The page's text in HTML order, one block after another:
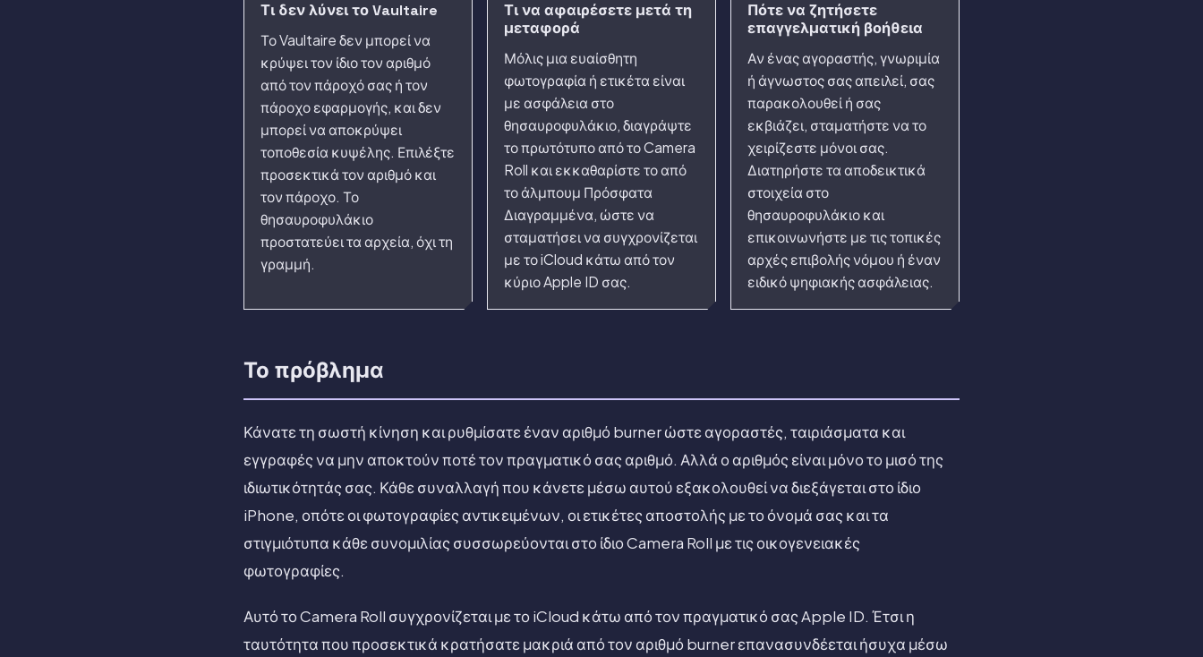
Τι δεν λύνει το Vaultaire
Το Vaultaire δεν μπορεί να
κρύψει τον ίδιο τον αριθμό
από τον πάροχό σας ή τον
πάροχο εφαρμογής, και δεν
μπορεί να αποκρύψει
τοποθεσία κυψέλης. Επιλέξτε
προσεκτικά τον αριθμό και
τον πάροχο. Το
θησαυροφυλάκιο
προστατεύει τα αρχεία, όχι τη
γραμμή.
Τι να αφαιρέσετε μετά τη
μεταφορά
Μόλις μια ευαίσθητη
φωτογραφία ή ετικέτα είναι
με ασφάλεια στο
θησαυροφυλάκιο, διαγράψτε
το πρωτότυπο από το Camera
Roll και εκκαθαρίστε το από
το άλμπουμ Πρόσφατα
Διαγραμμένα, ώστε να
σταματήσει να συγχρονίζεται
με το iCloud κάτω από τον
κύριο Apple ID σας.
Πότε να ζητήσετε
επαγγελματική βοήθεια
Αν ένας αγοραστής, γνωριμία
ή άγνωστος σας απειλεί, σας
παρακολουθεί ή σας
εκβιάζει, σταματήστε να το
χειρίζεστε μόνοι σας.
Διατηρήστε τα αποδεικτικά
στοιχεία στο
θησαυροφυλάκιο και
επικοινωνήστε με τις τοπικές
αρχές επιβολής νόμου ή έναν
ειδικό ψηφιακής ασφάλειας.
Το πρόβλημα
Κάνατε τη σωστή κίνηση και ρυθμίσατε έναν αριθμό burner ώστε αγοραστές, ταιριάσματα και
εγγραφές να μην αποκτούν ποτέ τον πραγματικό σας αριθμό. Αλλά ο αριθμός είναι μόνο το μισό της
ιδιωτικότητάς σας. Κάθε συναλλαγή που κάνετε μέσω αυτού εξακολουθεί να διεξάγεται στο ίδιο
iPhone, οπότε οι φωτογραφίες αντικειμένων, οι ετικέτες αποστολής με το όνομά σας και τα
στιγμιότυπα κάθε συνομιλίας συσσωρεύονται στο ίδιο Camera Roll με τις οικογενειακές
φωτογραφίες.
Αυτό το Camera Roll συγχρονίζεται με το iCloud κάτω από τον πραγματικό σας Apple ID. Έτσι η
ταυτότητα που προσεκτικά κρατήσατε μακριά από τον αριθμό burner επανασυνδέεται ήσυχα μέσω